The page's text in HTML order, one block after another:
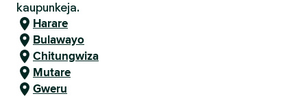
kaupunkeja.
Harare
Bulawayo
Chitungwiza
Mutare
Gweru